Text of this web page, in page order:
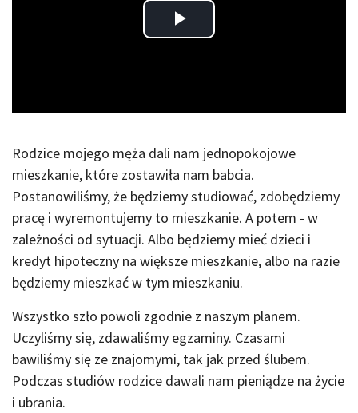
Play
Rodzice mojego męża dali nam jednopokojowe
mieszkanie, które zostawiła nam babcia.
Postanowiliśmy, że będziemy studiować, zdobędziemy
pracę i wyremontujemy to mieszkanie. A potem - w
zależności od sytuacji. Albo będziemy mieć dzieci i
kredyt hipoteczny na większe mieszkanie, albo na razie
będziemy mieszkać w tym mieszkaniu.
Wszystko szło powoli zgodnie z naszym planem.
Uczyliśmy się, zdawaliśmy egzaminy. Czasami
bawiliśmy się ze znajomymi, tak jak przed ślubem.
Podczas studiów rodzice dawali nam pieniądze na życie
i ubrania.